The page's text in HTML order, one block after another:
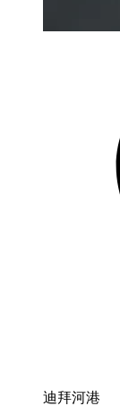
迪拜河港